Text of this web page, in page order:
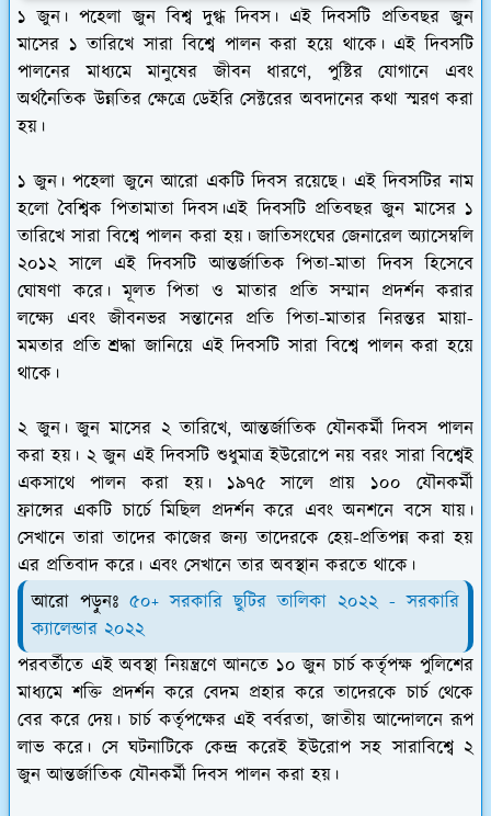
১ জুন। পহেলা জুন বিশ্ব দুগ্ধ দিবস। এই দিবসটি প্রতিবছর জুন
মাসের ১ তারিখে সারা বিশ্বে পালন করা হয়ে থাকে। এই দিবসটি
পালনের মাধ্যমে মানুষের জীবন ধারণে, পুষ্টির যোগানে এবং
অর্থনৈতিক উন্নতির ক্ষেত্রে ডেইরি সেক্টরের অবদানের কথা স্মরণ করা
হয়।
১ জুন। পহেলা জুনে আরো একটি দিবস রয়েছে। এই দিবসটির নাম
হলোবৈশ্বিক পিতামাতা দিবস।এই দিবসটি প্রতিবছর জুন মাসের ১
তারিখে সারা বিশ্বে পালন করা হয়। জাতিসংঘের জেনারেল অ্যাসেম্বলি
২০১২ সালে এই দিবসটি আন্তর্জাতিক পিতা-মাতা দিবস হিসেবে
ঘোষণা করে। মূলত পিতা ও মাতার প্রতি সম্মান প্রদর্শন করার
লক্ষ্যে এবং জীবনভর সন্তানের প্রতি পিতা-মাতার নিরন্তর মায়া-
মমতার প্রতি শ্রদ্ধা জানিয়ে এই দিবসটি সারা বিশ্বে পালন করা হয়ে
থাকে।
২ জুন।জুন মাসের ২ তারিখে, আন্তর্জাতিক যৌনকর্মী দিবস পালন
করা হয়। ২ জুন এই দিবসটি শুধুমাত্র ইউরোপে নয় বরং সারা বিশ্বেই
একসাথে পালন করা হয়। ১৯৭৫ সালে প্রায় ১০০ যৌনকর্মী
ফ্রান্সের একটি চার্চে মিছিল প্রদর্শন করে এবং অনশনে বসে যায়।
সেখানে তারা তাদের কাজের জন্য তাদেরকে হেয়-প্রতিপন্ন করা হয়
এর প্রতিবাদ করে। এবং সেখানে তার অবস্থান করতে থাকে।
আরো পড়ুনঃ ৫০+ সরকারি ছুটির তালিকা ২০২২ - সরকারি
ক্যালেন্ডার ২০২২
পরবর্তীতে এই অবস্থা নিয়ন্ত্রণে আনতে ১০ জুন চার্চ কর্তৃপক্ষ পুলিশের
মাধ্যমে শক্তি প্রদর্শন করে বেদম প্রহার করে তাদেরকে চার্চ থেকে
বের করে দেয়। চার্চ কর্তৃপক্ষের এই বর্বরতা, জাতীয় আন্দোলনে রূপ
লাভ করে। সে ঘটনাটিকে কেন্দ্র করেই ইউরোপ সহ সারাবিশ্বে ২
জুন আন্তর্জাতিক যৌনকর্মী দিবস পালন করা হয়।